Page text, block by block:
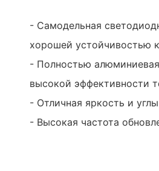
- Самодельная
хорошей устойчивостью
- Полностью
высокой эффективности
- Отличная яркость и
- Высокая частота